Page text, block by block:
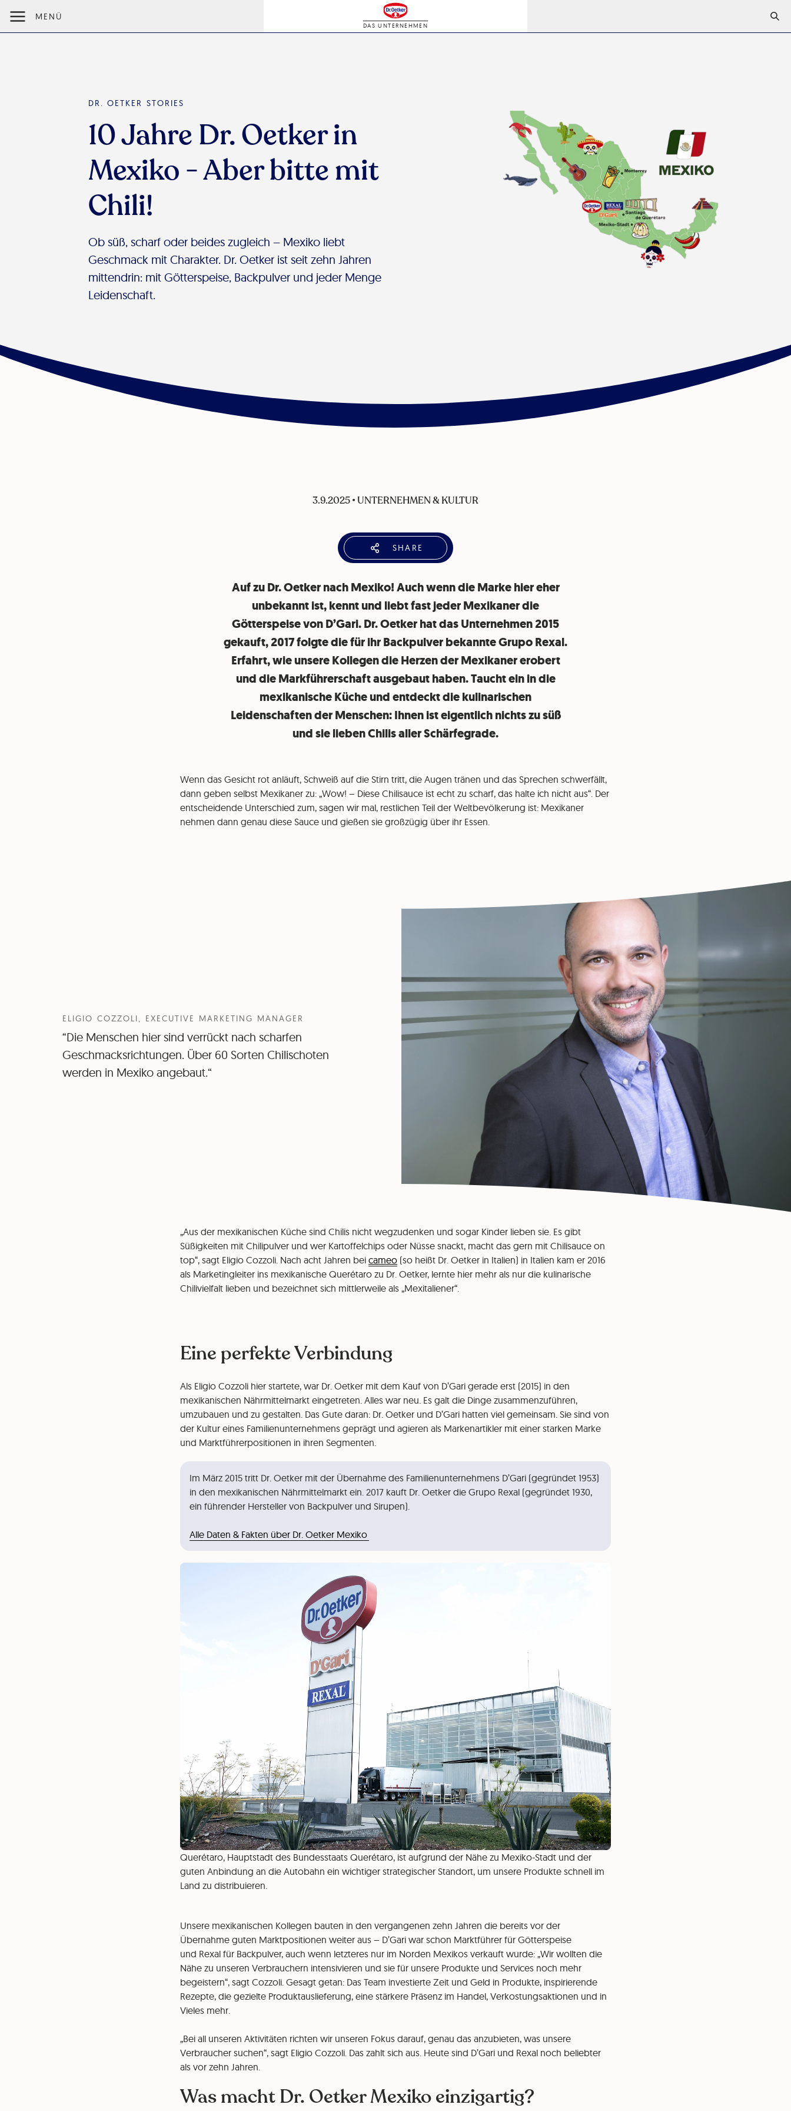
MENÜ
DAS UNTERNEHMEN
DR. OETKER STORIES
10 Jahre Dr. Oetker in
Mexiko - Aber bitte mit
Chili!
Ob süß, scharf oder beides zugleich – Mexiko liebt
Geschmack mit Charakter. Dr. Oetker ist seit zehn Jahren
mittendrin: mit Götterspeise, Backpulver und jeder Menge
Leidenschaft.
3.9.2025•UNTERNEHMEN & KULTUR
SHARE
Auf zu Dr. Oetker nach Mexiko! Auch wenn die Marke hier eher
unbekannt ist, kennt und liebt fast jeder Mexikaner die
Götterspeise von D’Gari. Dr. Oetker hat das Unternehmen 2015
gekauft, 2017 folgte die für ihr Backpulver bekannte Grupo Rexal.
Erfahrt, wie unsere Kollegen die Herzen der Mexikaner erobert
und die Markführerschaft ausgebaut haben. Taucht ein in die
mexikanische Küche und entdeckt die kulinarischen
Leidenschaften der Menschen: Ihnen ist eigentlich nichts zu süß
und sie lieben Chilis aller Schärfegrade.
Wenn das Gesicht rot anläuft, Schweiß auf die Stirn tritt, die Augen tränen und das Sprechen schwerfällt,
dann geben selbst Mexikaner zu: „Wow! – Diese Chilisauce ist echt zu scharf, das halte ich nicht aus“. Der
entscheidende Unterschied zum, sagen wir mal, restlichen Teil der Weltbevölkerung ist: Mexikaner
nehmen dann genau diese Sauce und gießen sie großzügig über ihr Essen.
ELIGIO COZZOLI, EXECUTIVE MARKETING MANAGER
“Die Menschen hier sind verrückt nach scharfen
Geschmacksrichtungen. Über 60 Sorten Chilischoten
werden in Mexiko angebaut.“
„Aus der mexikanischen Küche sind Chilis nicht wegzudenken und sogar Kinder lieben sie. Es gibt
Süßigkeiten mit Chilipulver und wer Kartoffelchips oder Nüsse snackt, macht das gern mit Chilisauce on
top“, sagt Eligio Cozzoli. Nach acht Jahren beicameo (so heißt Dr. Oetker in Italien) in Italien kam er 2016
als Marketingleiter ins mexikanische Querétaro zu Dr. Oetker, lernte hier mehr als nur die kulinarische
Chilivielfalt lieben und bezeichnet sich mittlerweile als „Mexitaliener“.
Eine perfekte Verbindung
Als Eligio Cozzoli hier startete, war Dr. Oetker mit dem Kauf von D’Gari gerade erst (2015) in den
mexikanischen Nährmittelmarkt eingetreten. Alles war neu. Es galt die Dinge zusammenzuführen,
umzubauen und zu gestalten. Das Gute daran: Dr. Oetker und D’Gari hatten viel gemeinsam. Sie sind von
der Kultur eines Familienunternehmens geprägt und agieren als Markenartikler mit einer starken Marke
und Marktführerpositionen in ihren Segmenten.
Im März 2015 tritt Dr. Oetker mit der Übernahme des Familienunternehmens D’Gari (gegründet 1953)
in den mexikanischen Nährmittelmarkt ein. 2017 kauft Dr. Oetker die Grupo Rexal (gegründet 1930,
ein führender Hersteller von Backpulver und Sirupen).
Alle Daten & Fakten über Dr. Oetker Mexiko
Querétaro, Hauptstadt des Bundesstaats Querétaro, ist aufgrund der Nähe zu Mexiko-Stadt und der
guten Anbindung an die Autobahn ein wichtiger strategischer Standort, um unsere Produkte schnell im
Land zu distribuieren.
Unsere mexikanischen Kollegen bauten in den vergangenen zehn Jahren die bereits vor der
Übernahme guten Marktpositionen weiter aus – D’Gari war schon Marktführer für Götterspeise
und Rexal für Backpulver, auch wenn letzteres nur im Norden Mexikos verkauft wurde: „Wir wollten die
Nähe zu unseren Verbrauchern intensivieren und sie für unsere Produkte und Services noch mehr
begeistern“, sagt Cozzoli. Gesagt getan: Das Team investierte Zeit und Geld in Produkte, inspirierende
Rezepte, die gezielte Produktauslieferung, eine stärkere Präsenz im Handel, Verkostungsaktionen und in
Vieles mehr.
„Bei all unseren Aktivitäten richten wir unseren Fokus darauf, genau das anzubieten, was unsere
Verbraucher suchen“, sagt Eligio Cozzoli. Das zahlt sich aus. Heute sind D’Gari und Rexal noch beliebter
als vor zehn Jahren.
Was macht Dr. Oetker Mexiko einzigartig?